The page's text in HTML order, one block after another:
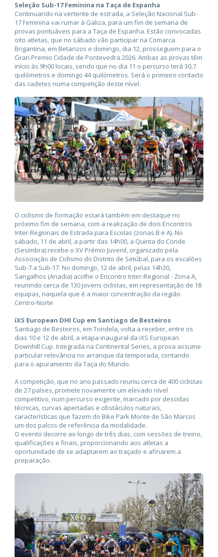
Seleção Sub-17 Feminina na Taça de Espanha
Continuando na vertente de estrada, a Seleção Nacional Sub-
17 Feminina vai rumar à Galiza, para um fim de semana de
provas pontuáveis para a Taça de Espanha. Estão convocadas
oito atletas, que no sábado vão participar na Comarca
Brigantina, em Betanzos e domingo, dia 12, prosseguem para o
Gran Premio Cidade de Pontevedra 2026. Ambas as provas têm
início às 9h00 locais, sendo que no dia 11 o percurso terá 30,7
quilómetros e domingo 44 quilómetros. Será o primeiro contacto
das cadetes numa competição deste nível.
O ciclismo de formação estará também em destaque no
próximo fim de semana, com a realização de dois Encontros
Inter-Regionais de Estrada para Escolas (zonas B e A). No
sábado, 11 de abril, a partir das 14h00, a Quinta do Conde
(Sesimbra) recebe o XV Prémio Juvenil, organizado pela
Associação de Ciclismo do Distrito de Setúbal, para os escalões
Sub-7 a Sub-17. No domingo, 12 de abril, pelas 14h30,
Sangalhos (Anadia) acolhe o Encontro Inter-Regional - Zona A,
reunindo cerca de 130 jovens ciclistas, em representação de 18
equipas, naquela que é a maior concentração da região
Centro-Norte
iXS European DHI Cup em Santiago de Besteiros
Santiago de Besteiros, em Tondela, volta a receber, entre os
dias 10 e 12 de abril, a etapa inaugural da iXS European
Downhill Cup. Integrada na Continental Series, a prova assume
particular relevância no arranque da temporada, contando
para o apuramento da Taça do Mundo.
A competição, que no ano passado reuniu cerca de 400 ciclistas
de 27 países, promete novamente um elevado nível
competitivo, num percurso exigente, marcado por descidas
técnicas, curvas apertadas e obstáculos naturais,
características que fazem do Bike Park Monte de São Marcos
um dos palcos de referência da modalidade.
O evento decorre ao longo de três dias, com sessões de treino,
qualificações e finais, proporcionando aos atletas a
oportunidade de se adaptarem ao traçado e afinarem a
preparação.